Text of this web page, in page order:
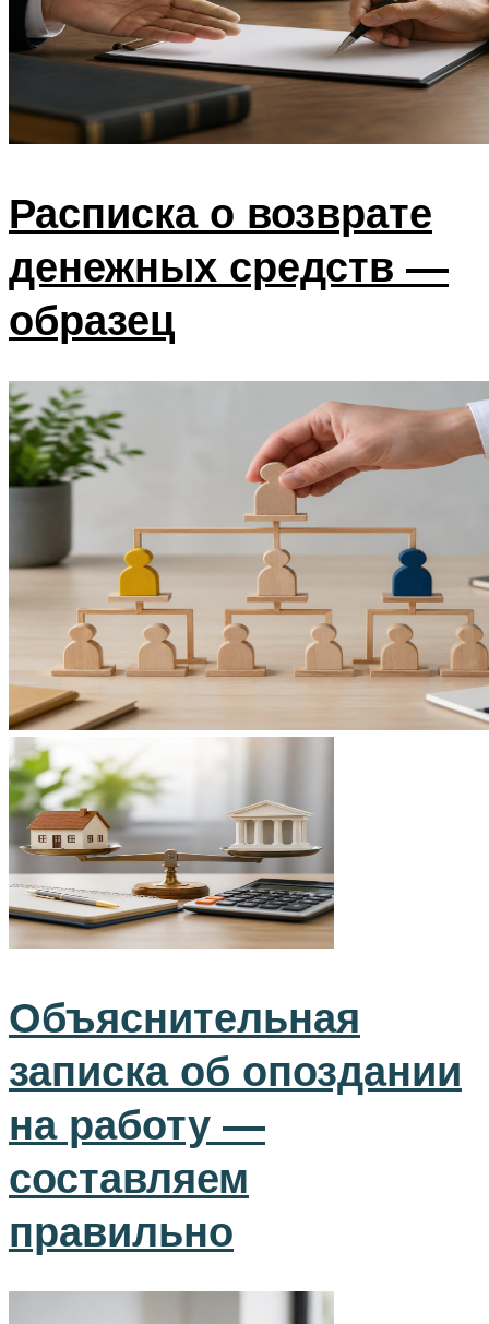
Расписка о возврате
денежных средств —
образец
Объяснительная
записка об опоздании
на работу —
составляем
правильно